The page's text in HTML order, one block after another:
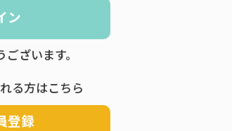
ン
ざいます。
る方はこちら
登録